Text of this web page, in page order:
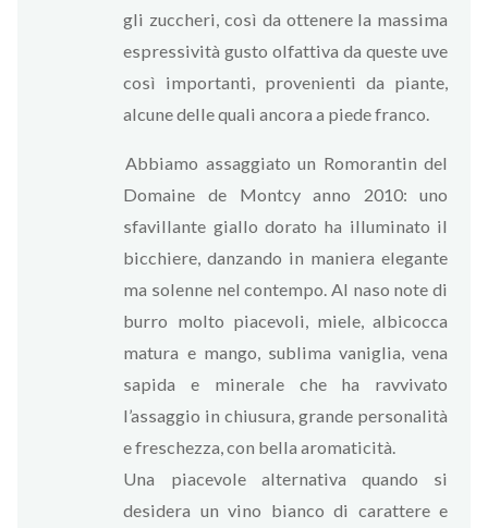
gli zuccheri, così da ottenere la massima
espressività gusto olfattiva da queste uve
così importanti, provenienti da piante,
alcune delle quali ancora a piede franco.
Abbiamo assaggiato un Romorantin del
Domaine de Montcy anno 2010: uno
sfavillante giallo dorato ha illuminato il
bicchiere, danzando in maniera elegante
ma solenne nel contempo. Al naso note di
burro molto piacevoli, miele, albicocca
matura e mango, sublima vaniglia, vena
sapida e minerale che ha ravvivato
l’assaggio in chiusura, grande personalità
e freschezza, con bella aromaticità.
Una piacevole alternativa quando si
desidera un vino bianco di carattere e